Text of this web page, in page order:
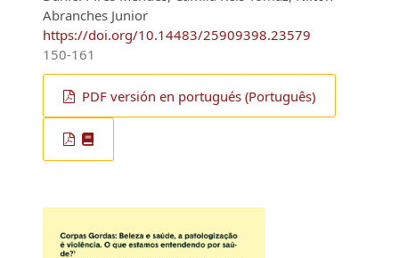
Daniel Pires Mendes, Camila Reis Tomaz, Nilton
Abranches Junior
https://doi.org/10.14483/25909398.23579
PDF versión en portugués (Português)